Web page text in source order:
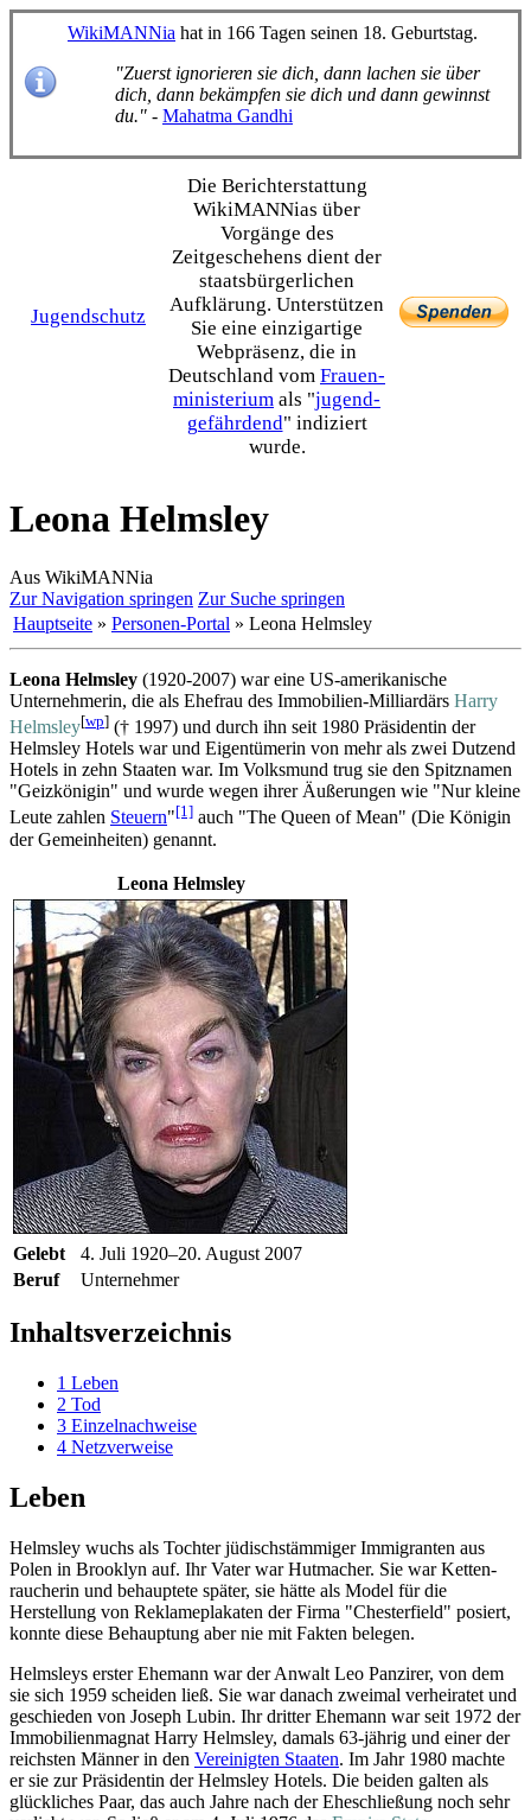
WikiMANNia hat in 166 Tagen seinen 18. Geburtstag.
"Zuerst ignorieren sie dich, dann lachen sie über
dich, dann bekämpfen sie dich und dann gewinnst
du." - Mahatma Gandhi
Jugendschutz
Die Bericht­erstattung
WikiMANNias über
Vorgänge des
Zeitgeschehens dient der
staats­bürgerlichen
Aufklärung. Unterstützen
Sie eine einzig­artige
Webpräsenz, die in
Deutschland vom Frauen­
ministerium als "jugend­
gefährdend" indiziert
wurde.
Leona Helmsley
Aus WikiMANNia
Zur Navigation springen Zur Suche springen
Hauptseite » Personen-Portal » Leona Helmsley
Leona Helmsley (1920-2007) war eine US-amerikanische
Unternehmerin, die als Ehefrau des Immobilien-Milliardärs Harry
Helmsley[wp] († 1997) und durch ihn seit 1980 Präsidentin der
Helmsley Hotels war und Eigentümerin von mehr als zwei Dutzend
Hotels in zehn Staaten war. Im Volksmund trug sie den Spitznamen
"Geizkönigin" und wurde wegen ihrer Äußerungen wie "Nur kleine
Leute zahlen Steuern"[1] auch "The Queen of Mean" (Die Königin
der Gemeinheiten) genannt.
Leona Helmsley
Gelebt
4. Juli 1920–20. August 2007
Beruf
Unternehmer
Inhaltsverzeichnis
1 Leben
2 Tod
3 Einzelnachweise
4 Netzverweise
Leben
Helmsley wuchs als Tochter jüdisch­stämmiger Immigranten aus
Polen in Brooklyn auf. Ihr Vater war Hutmacher. Sie war Ketten­
raucherin und behauptete später, sie hätte als Model für die
Herstellung von Reklame­plakaten der Firma "Chesterfield" posiert,
konnte diese Behauptung aber nie mit Fakten belegen.
Helmsleys erster Ehemann war der Anwalt Leo Panzirer, von dem
sie sich 1959 scheiden ließ. Sie war danach zweimal verheiratet und
geschieden von Joseph Lubin. Ihr dritter Ehemann war seit 1972 der
Immobilien­magnat Harry Helmsley, damals 63-jährig und einer der
reichsten Männer in den Vereinigten Staaten. Im Jahr 1980 machte
er sie zur Präsidentin der Helmsley Hotels. Die beiden galten als
glückliches Paar, das auch Jahre nach der Eheschließung noch sehr